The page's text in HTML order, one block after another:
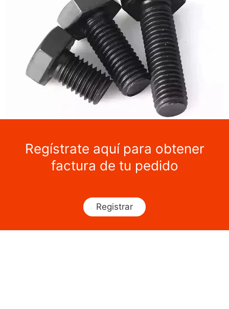
Regístrate aquí para obtener
factura de tu pedido
Registrar